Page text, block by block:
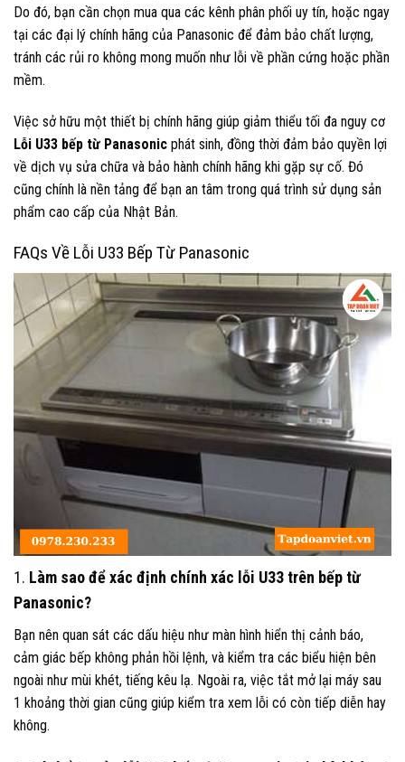
Do đó, bạn cần chọn mua qua các kênh phân phối uy tín, hoặc ngay
tại các đại lý chính hãng của Panasonic để đảm bảo chất lượng,
tránh các rủi ro không mong muốn như lỗi về phần cứng hoặc phần
mềm.
Việc sở hữu một thiết bị chính hãng giúp giảm thiểu tối đa nguy cơ
Lỗi U33 bếp từ Panasonic phát sinh, đồng thời đảm bảo quyền lợi
về dịch vụ sửa chữa và bảo hành chính hãng khi gặp sự cố. Đó
cũng chính là nền tảng để bạn an tâm trong quá trình sử dụng sản
phẩm cao cấp của Nhật Bản.
FAQs Về Lỗi U33 Bếp Từ Panasonic
1. Làm sao để xác định chính xác lỗi U33 trên bếp từ
Panasonic?
Bạn nên quan sát các dấu hiệu như màn hình hiển thị cảnh báo,
cảm giác bếp không phản hồi lệnh, và kiểm tra các biểu hiện bên
ngoài như mùi khét, tiếng kêu lạ. Ngoài ra, việc tắt mở lại máy sau
1 khoảng thời gian cũng giúp kiểm tra xem lỗi có còn tiếp diễn hay
không.